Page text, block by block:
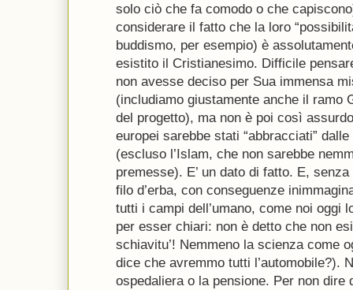
solo ciò che fa comodo o che
considerare il fatto che la loro
buddismo, per esempio) è
esistito il Cristianesimo. Difficile
non avesse deciso per Sua immensa
(includiamo giustamente anche il ramo
del progetto), ma non è poi così
europei sarebbe stati “abbracciati”
(escluso l’Islam, che non sarebbe
premesse). E’ un dato di fatto. E,
filo d’erba, con conseguenze
tutti i campi dell’umano, come noi oggi
per esser chiari: non è detto che non
schiavitu’! Nemmeno la scienza come
dice che avremmo tutti l’automobile?).
ospedaliera o la pensione. Per non